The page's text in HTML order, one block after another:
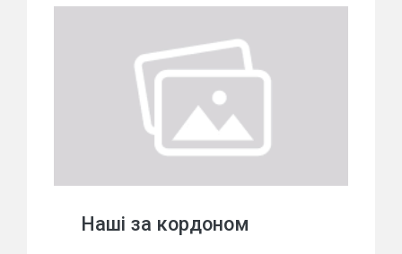
Наші за кордоном